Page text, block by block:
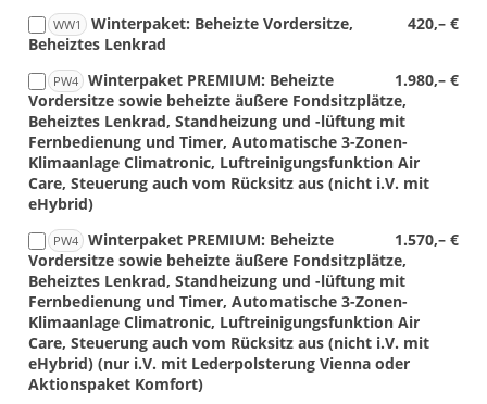
WW1 420,– €
Winterpaket: Beheizte Vordersitze,
Beheiztes Lenkrad
PW4 1.980,– €
Winterpaket PREMIUM: Beheizte
Vordersitze sowie beheizte äußere Fondsitzplätze,
Beheiztes Lenkrad, Standheizung und -lüftung mit
Fernbedienung und Timer, Automatische 3-Zonen-
Klimaanlage Climatronic, Luftreinigungsfunktion Air
Care, Steuerung auch vom Rücksitz aus (nicht i.V. mit
eHybrid)
PW4 1.570,– €
Winterpaket PREMIUM: Beheizte
Vordersitze sowie beheizte äußere Fondsitzplätze,
Beheiztes Lenkrad, Standheizung und -lüftung mit
Fernbedienung und Timer, Automatische 3-Zonen-
Klimaanlage Climatronic, Luftreinigungsfunktion Air
Care, Steuerung auch vom Rücksitz aus (nicht i.V. mit
eHybrid) (nur i.V. mit Lederpolsterung Vienna oder
Aktionspaket Komfort)